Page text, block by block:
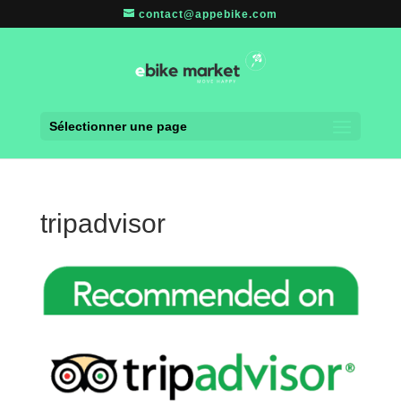
contact@appebike.com
Sélectionner une page
tripadvisor